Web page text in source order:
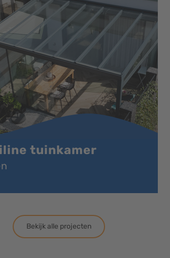
tuinkamer
Bekijk alle projecten